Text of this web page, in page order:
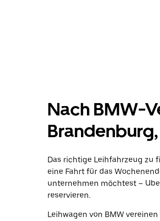
Nach BMW-
Das richtige Leihfahrzeug zu
eine Fahrt für das
unternehmen möchtest –
reservieren.
Leihwagen von BMW